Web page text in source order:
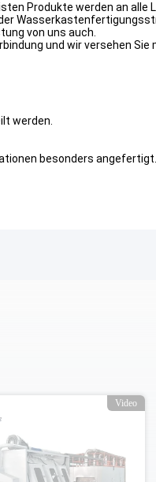
Produkte werden an alle
von uns auch.
und wir versehen Sie
werden.
besonders angefertigt.
Video